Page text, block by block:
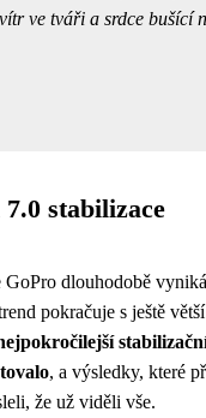
ve tváři a srdce bušící
stabilizace
dlouhodobě
pokračuje s ještě
, a výsledky, které
že už viděli vše.